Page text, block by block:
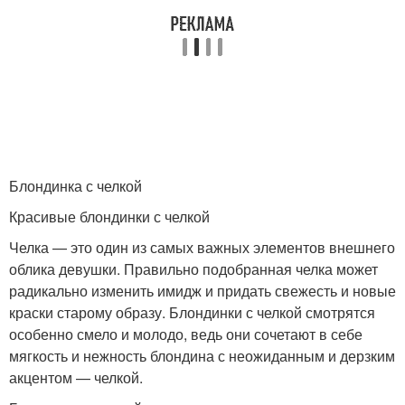
Блондинка с челкой
Красивые блондинки с челкой
Челка — это один из самых важных элементов внешнего
облика девушки. Правильно подобранная челка может
радикально изменить имидж и придать свежесть и новые
краски старому образу. Блондинки с челкой смотрятся
особенно смело и молодо, ведь они сочетают в себе
мягкость и нежность блондина с неожиданным и дерзким
акцентом — челкой.